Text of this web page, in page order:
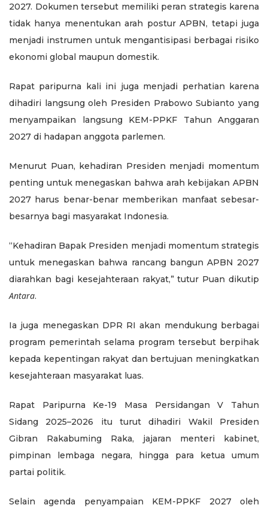
2027. Dokumen tersebut memiliki peran strategis karena
tidak hanya menentukan arah postur APBN, tetapi juga
menjadi instrumen untuk mengantisipasi berbagai risiko
ekonomi global maupun domestik.
Rapat paripurna kali ini juga menjadi perhatian karena
dihadiri langsung oleh Presiden Prabowo Subianto yang
menyampaikan langsung KEM-PPKF Tahun Anggaran
2027 di hadapan anggota parlemen.
Menurut Puan, kehadiran Presiden menjadi momentum
penting untuk menegaskan bahwa arah kebijakan APBN
2027 harus benar-benar memberikan manfaat sebesar-
besarnya bagi masyarakat Indonesia.
“Kehadiran Bapak Presiden menjadi momentum strategis
untuk menegaskan bahwa rancang bangun APBN 2027
diarahkan bagi kesejahteraan rakyat,” tutur Puan dikutip
Antara.
Ia juga menegaskan DPR RI akan mendukung berbagai
program pemerintah selama program tersebut berpihak
kepada kepentingan rakyat dan bertujuan meningkatkan
kesejahteraan masyarakat luas.
Rapat Paripurna Ke-19 Masa Persidangan V Tahun
Sidang 2025–2026 itu turut dihadiri Wakil Presiden
Gibran Rakabuming Raka, jajaran menteri kabinet,
pimpinan lembaga negara, hingga para ketua umum
partai politik.
Selain agenda penyampaian KEM-PPKF 2027 oleh